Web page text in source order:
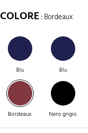
COLORE: Bordeaux
Blu Blu
Bordeaux Nero grigio